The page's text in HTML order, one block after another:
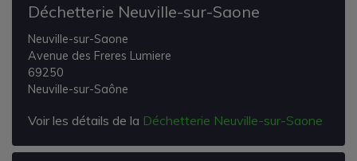
Déchetterie Neuville-sur-Saone
Neuville-sur-Saone
Avenue des Freres Lumiere
69250
Neuville-sur-Saône
Voir les détails de la Déchetterie Neuville-sur-Saone